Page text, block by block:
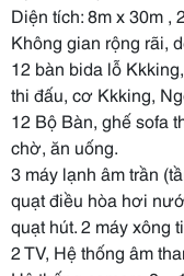
Diện tích: 8m x 30m ,
Không gian rộng rãi,
12 bàn bida lỗ
thi đấu, cơ Kkking,
12 Bộ Bàn, ghế sofa
chờ, ăn uống.
3 máy lạnh âm trần
quạt điều hòa hơi
quạt hút. 2 máy xông
2 TV, Hệ thống âm